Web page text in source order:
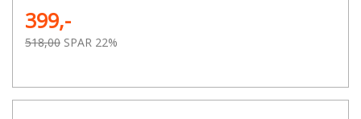
399,-
518,00 SPAR 22%